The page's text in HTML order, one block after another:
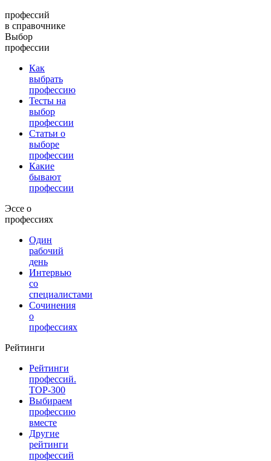
профессий
в справочнике
Выбор
профессии
Как
выбрать
профессию
Тесты на
выбор
профессии
Статьи о
выборе
профессии
Какие
бывают
профессии
Эссе о
профессиях
Один
рабочий
день
Интервью
со
специалистами
Сочинения
о
профессиях
Рейтинги
Рейтинги
профессий.
TOP-300
Выбираем
профессию
вместе
Другие
рейтинги
профессий